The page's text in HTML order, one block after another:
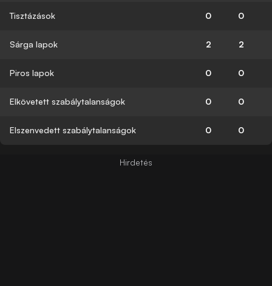
Tisztázások 0 0
Sárga lapok 2 2
Piros lapok 0 0
Elkövetett szabálytalanságok 0 0
Elszenvedett szabálytalanságok 0 0